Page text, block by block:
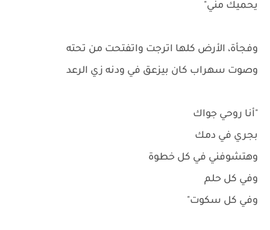
يحميك مني"
وفجأة، الأرض كلها اترجت واتفتحت من تحته
وصوت سهراب كان بيزعق في ودنه زي الرعد
"أنا روحي جواك
بجري في دمك
وهتشوفني في كل خطوة
وفي كل حلم
وفي كل سكوت"